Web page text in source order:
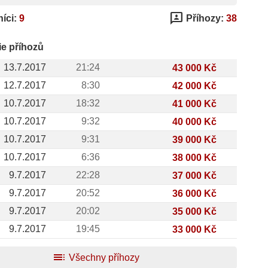
9 3p Příhozy: 38
příhozů
13.7.2017
21:24
43 000 Kč
12.7.2017
8:30
42 000 Kč
10.7.2017
18:32
41 000 Kč
10.7.2017
9:32
40 000 Kč
10.7.2017
9:31
39 000 Kč
10.7.2017
6:36
38 000 Kč
9.7.2017
22:28
37 000 Kč
9.7.2017
20:52
36 000 Kč
9.7.2017
20:02
35 000 Kč
9.7.2017
19:45 33 000 Kč
toc Všechny příhozy